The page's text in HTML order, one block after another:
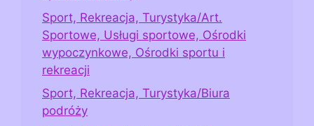
Sport, Rekreacja, Turystyka/Art.
Sportowe, Usługi sportowe, Ośrodki
wypoczynkowe, Ośrodki sportu i
rekreacji
Sport, Rekreacja, Turystyka/Biura
podróży